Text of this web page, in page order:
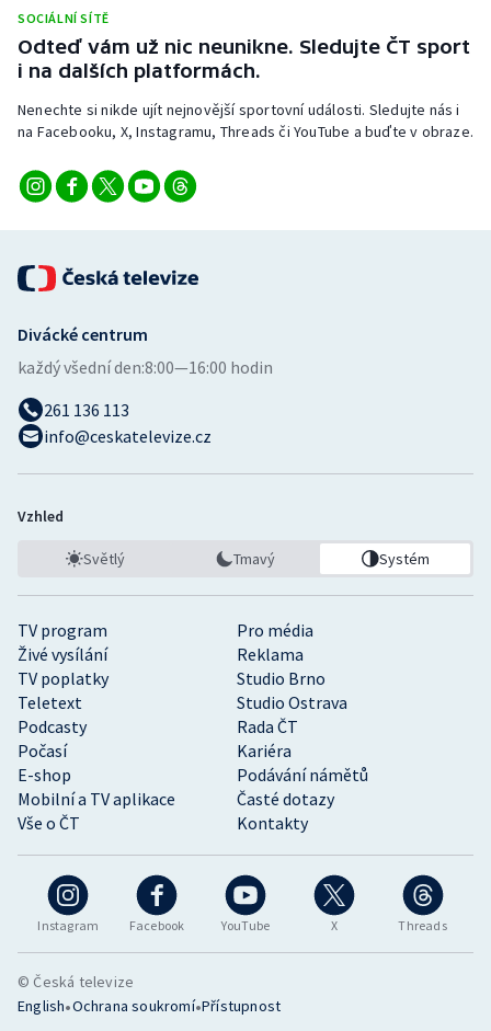
Sportovní střelba
Stolní tenis
Triatlon
Veslování
Volejbal
Ostatní
SOCIÁLNÍ SÍTĚ
Odteď vám už nic neunikne. Sledujte ČT sport
i na dalších platformách.
Nenechte si nikde ujít nejnovější sportovní události. Sledujte nás i
na Facebooku, X, Instagramu, Threads či YouTube a buďte v obraze.
Instagram Facebook YouTube X Threads
TV program
Pro média
Živé vysílání
Reklama
TV poplatky
Studio Brno
Teletext
Studio Ostrava
Podcasty
Rada ČT
Počasí
Kariéra
E-shop
Podávání námětů
Mobilní a TV aplikace
Časté dotazy
Vše o ČT
Kontakty
Divácké centrum
každý všední den:8:00—16:00 hodin
261 136 113
info@ceskatelevize.cz
Vzhled
Světlý Tmavý Systém
© Česká televize
English•Ochrana soukromí•Přístupnost